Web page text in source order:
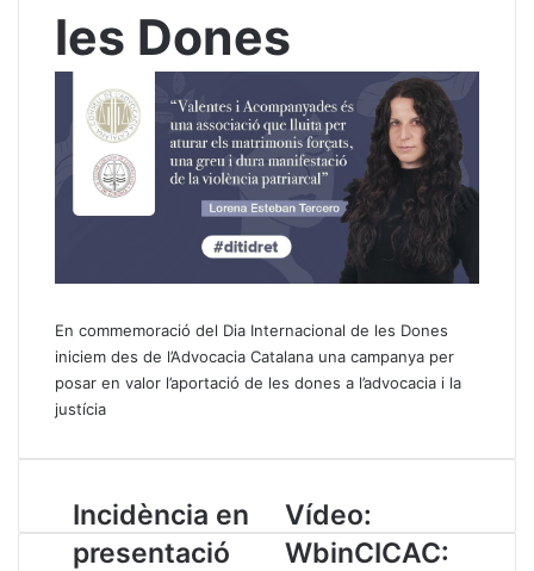
les Dones
En commemoració del Dia Internacional de les Dones
iniciem des de l’Advocacia Catalana una campanya per
posar en valor l’aportació de les dones a l’advocacia i la
justícia
I
n
c
Incidència en
presentació
V
í
d
Vídeo:
WbinCICAC: